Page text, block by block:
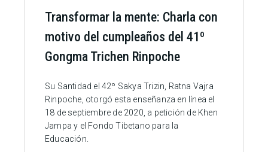
Transformar la mente: Charla con
motivo del cumpleaños del 41º
Gongma Trichen Rinpoche
Su Santidad el 42º Sakya Trizin, Ratna Vajra
Rinpoche, otorgó esta enseñanza en línea el
18 de septiembre de 2020, a petición de Khen
Jampa y el Fondo Tibetano para la
Educación.